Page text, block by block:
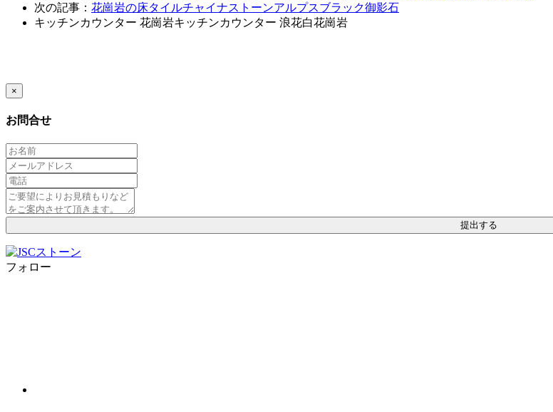
次の記事： 花崗岩の床タイルチャイナストーンアルプスブラック御影石
キッチンカウンター 花崗岩キッチンカウンター 浪花白花崗岩
×
お問合せ
フォロー